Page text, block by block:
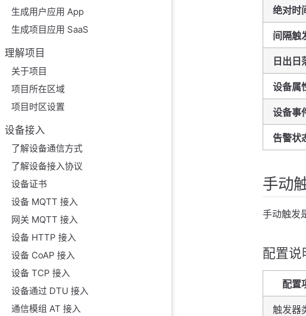
生成用户应用 App
生成项目应用 SaaS
理解项目
关于项目
项目所在区域
项目时区设置
设备接入
了解设备通信方式
了解设备接入协议
设备证书
设备 MQTT 接入
网关 MQTT 接入
设备 HTTP 接入
设备 CoAP 接入
设备 TCP 接入
设备通过 DTU 接入
通信模组 AT 接入
什么是设备事件？
与"告警规则状态"条件的区
绝对时
间隔触
日出日
设备属
设备事
告警状
手动
手动触发
配置说
配置
触发器